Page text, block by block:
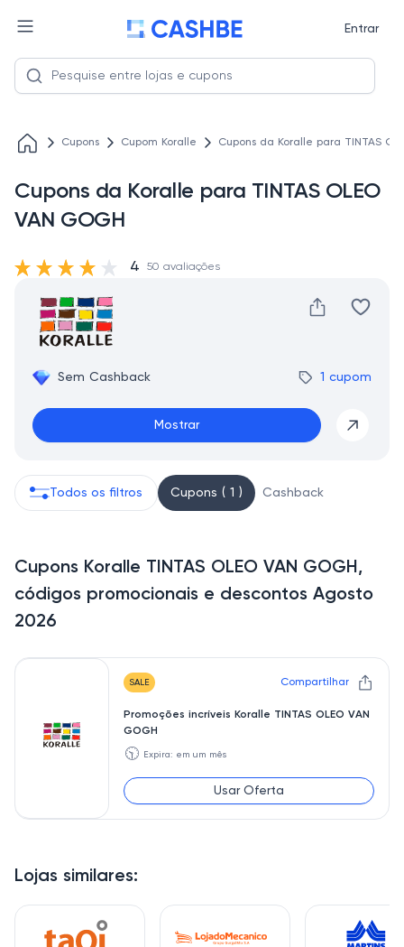
Entrar
Cupons Cupom Koralle Cupons da Koralle para TINTAS
Cupons da Koralle para TINTAS OLEO
VAN GOGH
Sem Cashback 1 cupom
Mostrar
4 50 avaliações
Lojas similares:
Todos os filtros Cupons ( 1 ) Cashback
Cupons Koralle TINTAS OLEO VAN GOGH,
códigos promocionais e descontos Agosto
2026
SALE Compartilhar
Promoções incríveis Koralle TINTAS OLEO VAN
GOGH
🕥 Expira: em um mês
Usar Oferta